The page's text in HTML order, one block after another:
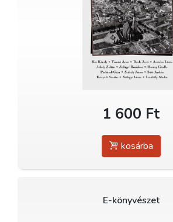
1 600 Ft
kosárba
E-könyvészet